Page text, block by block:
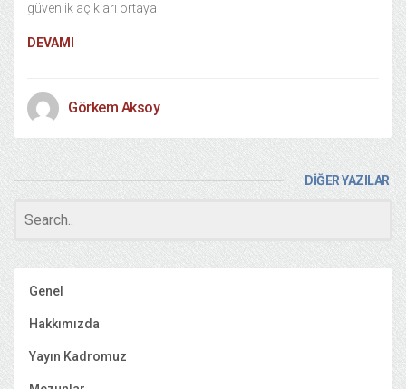
güvenlik açıkları ortaya
DEVAMI
Görkem Aksoy
DİĞER YAZILAR
Genel
Hakkımızda
Yayın Kadromuz